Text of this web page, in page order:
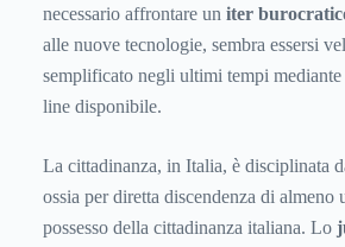
necessario affrontare un iter
alle nuove tecnologie, sembra essersi
semplificato negli ultimi tempi mediante
line disponibile.
La cittadinanza, in Italia, è disciplinata
ossia per diretta discendenza di almeno
possesso della cittadinanza italiana. Lo